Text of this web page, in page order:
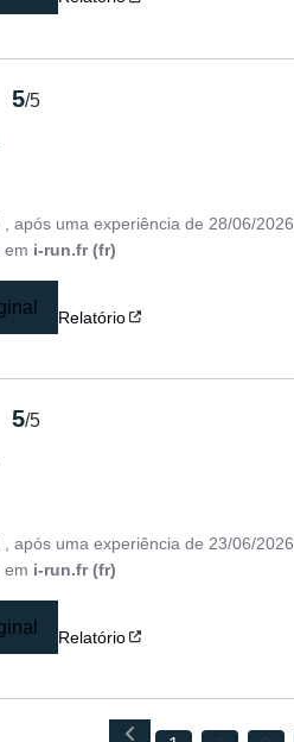
5/5
, após uma experiência de 28/06/2026
em i-run.fr (fr)
Relatório
5/5
, após uma experiência de23/06/2026
em i-run.fr (fr)
Relatório